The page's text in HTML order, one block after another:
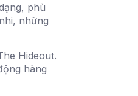
phù
những
Hideout.
hàng